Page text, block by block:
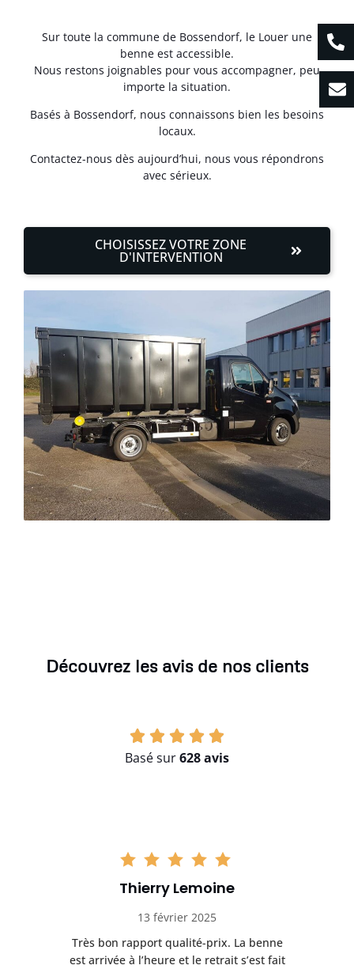
Sur toute la commune de Bossendorf, le Louer une
benne est accessible.
Nous restons joignables pour vous accompagner, peu
importe la situation.
Basés à Bossendorf, nous connaissons bien les besoins
locaux.
Contactez-nous dès aujourd’hui, nous vous répondrons
avec sérieux.
CHOISISSEZ VOTRE ZONE
D'INTERVENTION
Découvrez les avis de nos clients
Basé sur628 avis
Thierry Lemoine
13 février 2025
Très bon rapport qualité-prix. La benne
est arrivée à l’heure et le retrait s’est fait